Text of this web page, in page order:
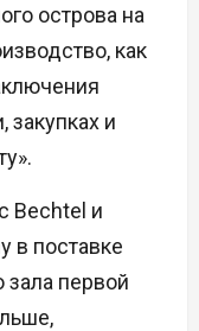
острова на
как
закупках и
Bechtel и
в поставке
зала первой